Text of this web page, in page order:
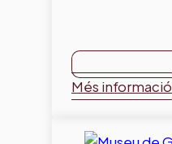
Més informació